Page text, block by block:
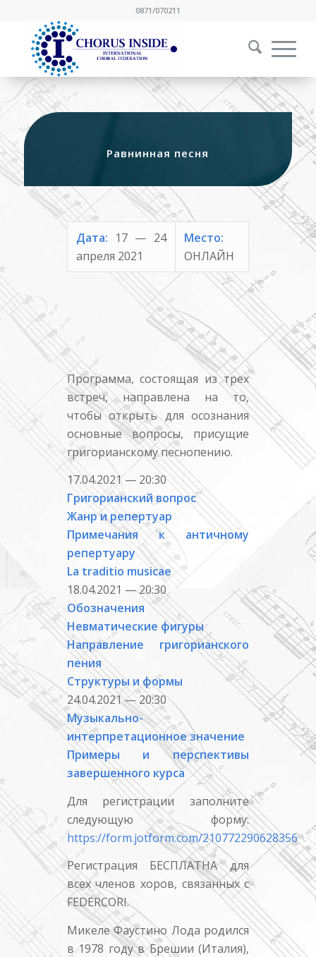
0871/070211
Равнинная песня
Дата: 17 — 24
апреля 2021
Место:
ОНЛАЙН
Программа, состоящая из трех
встреч, направлена на то,
чтобы открыть для осознания
основные вопросы, присущие
григорианскому песнопению.
17.04.2021 — 20:30
Григорианский вопрос
Жанр и репертуар
Примечания к античному
репертуару
La traditio musicae
18.04.2021 — 20:30
Обозначения
Невматические фигуры
Направление григорианского
пения
Структуры и формы
24.04.2021 — 20:30
Музыкально-
интерпретационное значение
Примеры и перспективы
завершенного курса
Для регистрации заполните
следующую форму:
https://form.jotform.com/210772290628356
Регистрация БЕСПЛАТНА для
всех членов хоров, связанных с
FEDERCORI.
Микеле Фаустино Лода родился
в 1978 году в Брешии (Италия),